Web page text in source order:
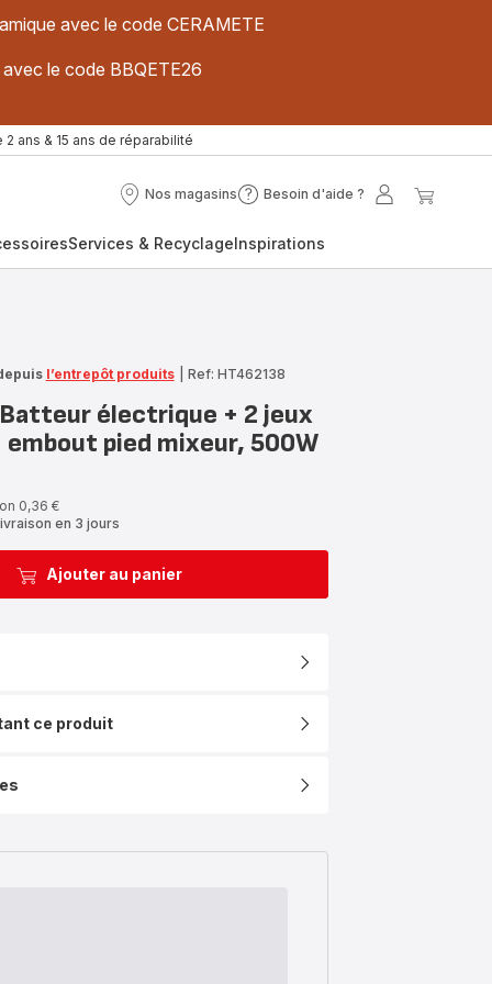
avec le code CERAMETE
le code BBQETE26
2 ans & 15 ans de réparabilité
Nos magasins
Nos
Besoin d'aide ?
Besoin
?
Mon
Services & RecyclageInspirations
l’entrepôt produits Ref: HT462138
électrique + 2 jeux
pied mixeur, 500W
0,36 €
en 3 jours
Ajouter au panier
ce produit